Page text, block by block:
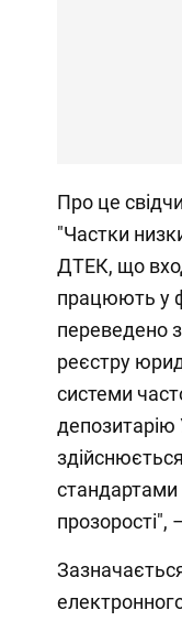
Про це
"Частки
ДТЕК, що
працюють у
переведено
реєстру
системи
депозитарію
стандартами
прозорості",